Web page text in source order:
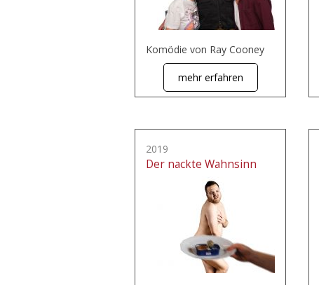
Komödie von Ray Cooney
mehr erfahren
2019
Der nackte Wahnsinn